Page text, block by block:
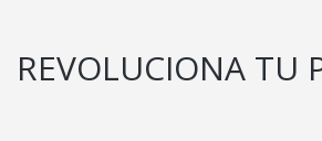
REVOLUCIONA TU